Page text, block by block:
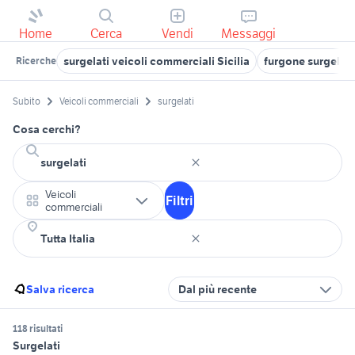
Home Cerca Vendi Messaggi
Ricerche surgelati veicoli commerciali Sicilia furgone surgelati
Subito Veicoli commerciali surgelati
Cosa cerchi?
Veicoli
commerciali
Filtri
Salva ricerca Dal più recente
118 risultati
Surgelati